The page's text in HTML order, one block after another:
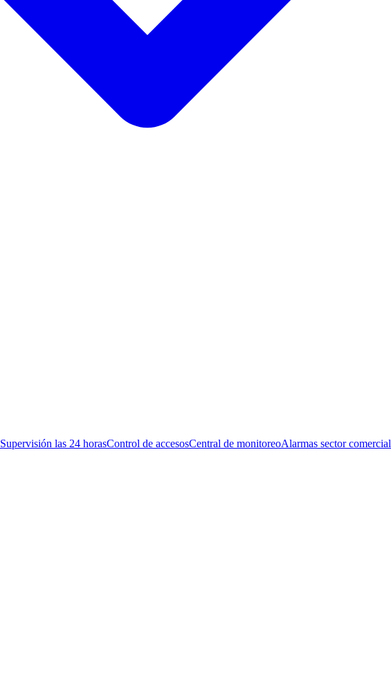
Supervisión las 24 horasControl de accesosCentral de monitoreoAlarmas sector comercial